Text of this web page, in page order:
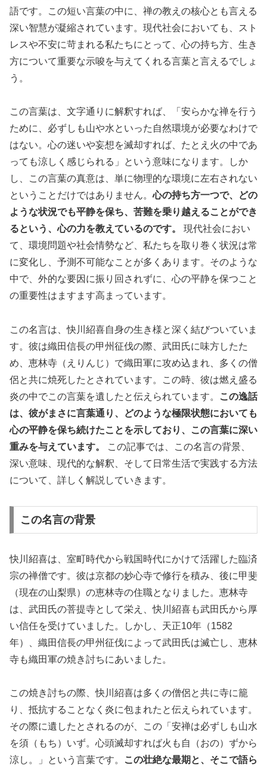
語です。この短い言葉の中に、禅の教えの核心とも言える
深い智慧が凝縮されています。現代社会においても、スト
レスや不安に苛まれる私たちにとって、心の持ち方、生き
方について重要な示唆を与えてくれる言葉と言えるでしょ
う。
この言葉は、文字通りに解釈すれば、「安らかな禅を行う
ために、必ずしも山や水といった自然環境が必要なわけで
はない。心の迷いや妄想を滅却すれば、たとえ火の中であ
っても涼しく感じられる」という意味になります。しか
し、この言葉の真意は、単に物理的な環境に左右されない
ということだけではありません。心の持ち方一つで、どの
ような状況でも平静を保ち、苦難を乗り越えることができ
るという、心の力を教えているのです。
現代社会におい
て、環境問題や社会情勢など、私たちを取り巻く状況は常
に変化し、予測不可能なことが多くあります。そのような
中で、外的な要因に振り回されずに、心の平静を保つこと
の重要性はますます高まっています。
この名言は、快川紹喜自身の生き様と深く結びついていま
す。彼は織田信長の甲州征伐の際、武田氏に味方したた
め、恵林寺（えりんじ）で織田軍に攻め込まれ、多くの僧
侶と共に焼死したとされています。この時、彼は燃え盛る
炎の中でこの言葉を遺したと伝えられています。
この逸話
は、彼がまさに言葉通り、どのような極限状態においても
心の平静を保ち続けたことを示しており、この言葉に深い
重みを与えています。
この記事では、この名言の背景、
深い意味、現代的な解釈、そして日常生活で実践する方法
について、詳しく解説していきます。
この名言の背景
快川紹喜は、室町時代から戦国時代にかけて活躍した臨済
宗の禅僧です。彼は京都の妙心寺で修行を積み、後に甲斐
（現在の山梨県）の恵林寺の住職となりました。恵林寺
は、武田氏の菩提寺として栄え、快川紹喜も武田氏から厚
い信任を受けていました。しかし、天正10年（1582
年）、織田信長の甲州征伐によって武田氏は滅亡し、恵林
寺も織田軍の焼き討ちにあいました。
この焼き討ちの際、快川紹喜は多くの僧侶と共に寺に籠
り、抵抗することなく炎に包まれたと伝えられています。
その際に遺したとされるのが、この「安禅は必ずしも山水
を須（もち）いず。心頭滅却すれば火も自（おの）ずから
涼し。」という言葉です。
この壮絶な最期と、そこで語ら